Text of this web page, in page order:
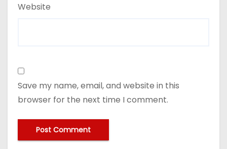
Website
Save my name, email, and website in this
browser for the next time I comment.